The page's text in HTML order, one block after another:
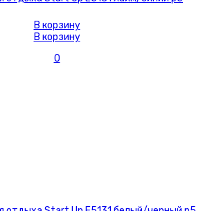
В корзину
В корзину
0